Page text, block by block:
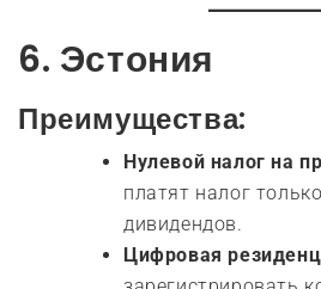
6. Эстония
Преимущества:
Нулевой налог на
платят налог
дивидендов.
Цифровая